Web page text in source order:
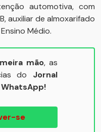
automotiva, com
auxiliar de almoxarifado
Médio.
mão, as
do Jornal
WhatsApp!
se